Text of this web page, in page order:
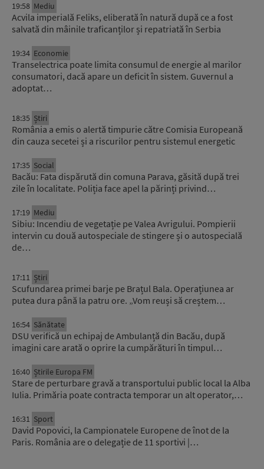
19:58 Mediu
Acvila imperială Feliks, eliberată în natură după ce a fost
salvată din mâinile traficanților și repatriată în Serbia
19:34 Economie
Transelectrica poate limita consumul de energie al marilor
consumatori, dacă apare un deficit în sistem. Guvernul a
adoptat…
18:35 Știri
România a emis o alertă timpurie către Comisia Europeană
din cauza secetei și a riscurilor pentru sistemul energetic
17:35 Social
Bacău: Fata dispărută din comuna Parava, găsită după trei
zile în localitate. Poliția face apel la părinți privind…
17:19 Mediu
Sibiu: Incendiu de vegetație pe Valea Avrigului. Pompierii
intervin cu două autospeciale de stingere și o autospecială
de…
17:11 Știri
Scufundarea primei barje pe Brațul Bala. Operațiunea ar
putea dura până la patru ore. „Vom reuși să creștem…
16:54 Sănătate
DSU verifică un echipaj de Ambulanță din Bacău, după
imagini care arată o oprire la cumpărături în timpul…
16:40 Știrile Europa FM
Stare de perturbare gravă a transportului public local la Alba
Iulia. Primăria poate contracta temporar un alt operator,…
16:31 Sport
David Popovici, la Campionatele Europene de înot de la
Paris. România are o delegație de 11 sportivi |…